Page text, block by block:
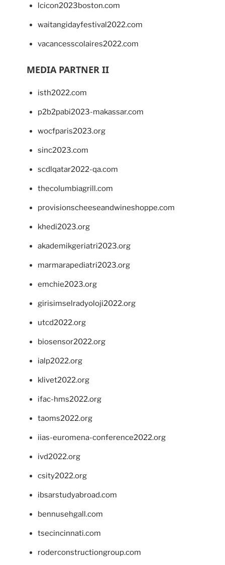
lcicon2023boston.com
waitangidayfestival2022.com
vacancesscolaires2022.com
MEDIA PARTNER II
isth2022.com
p2b2pabi2023-makassar.com
wocfparis2023.org
sinc2023.com
scdlqatar2022-qa.com
thecolumbiagrill.com
provisionscheeseandwineshoppe.com
khedi2023.org
akademikgeriatri2023.org
marmarapediatri2023.org
emchie2023.org
girisimselradyoloji2022.org
utcd2022.org
biosensor2022.org
ialp2022.org
klivet2022.org
ifac-hms2022.org
taoms2022.org
iias-euromena-conference2022.org
ivd2022.org
csity2022.org
ibsarstudyabroad.com
bennusehgall.com
tsecincinnati.com
roderconstructiongroup.com